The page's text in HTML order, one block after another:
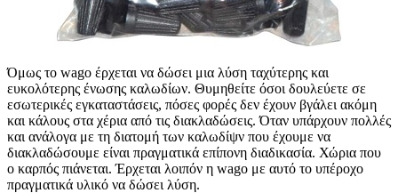
Όμως το wago έρχεται να δώσει μια λύση ταχύτερης και
ευκολότερης ένωσης καλωδίων. Θυμηθείτε όσοι δουλεύετε σε
εσωτερικές εγκαταστάσεις, πόσες φορές δεν έχουν βγάλει ακόμη
και κάλους στα χέρια από τις διακλαδώσεις. Όταν υπάρχουν πολλές
και ανάλογα με τη διατομή των καλωδίψν που έχουμε να
διακλαδώσουμε είναι πραγματικά επίπονη διαδικασία. Χώρια που
ο καρπός πιάνεται. Έρχεται λοιπόν η wago με αυτό το υπέροχο
πραγματικά υλικό να δώσει λύση.